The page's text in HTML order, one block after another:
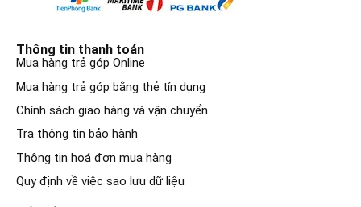
Thông tin thanh toán
Mua hàng trả góp Online
Mua hàng trả góp bằng thẻ tín dụng
Chính sách giao hàng và vận chuyển
Tra thông tin bảo hành
Thông tin hoá đơn mua hàng
Quy định về việc sao lưu dữ liệu